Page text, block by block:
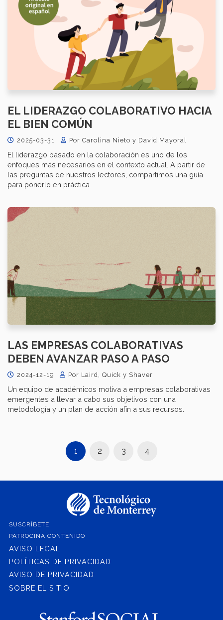
EL LIDERAZGO COLABORATIVO HACIA
EL BIEN COMÚN
2025-03-31 Por Carolina Nieto y David Mayoral
El liderazgo basado en la colaboración es uno de los
enfoques más necesarios en el contexto actual. A partir de
las preguntas de nuestros lectores, compartimos una guía
para ponerlo en práctica.
LAS EMPRESAS COLABORATIVAS
DEBEN AVANZAR PASO A PASO
2024-12-19 Por Laird, Quick y Shaver
Un equipo de académicos motiva a empresas colaborativas
emergentes a llevar a cabo sus objetivos con una
metodología y un plan de acción afín a sus recursos.
1 2 3 4
SUSCRÍBETE
PATROCINA CONTENIDO
AVISO LEGAL
POLÍTICAS DE PRIVACIDAD
AVISO DE PRIVACIDAD
SOBRE EL SITIO